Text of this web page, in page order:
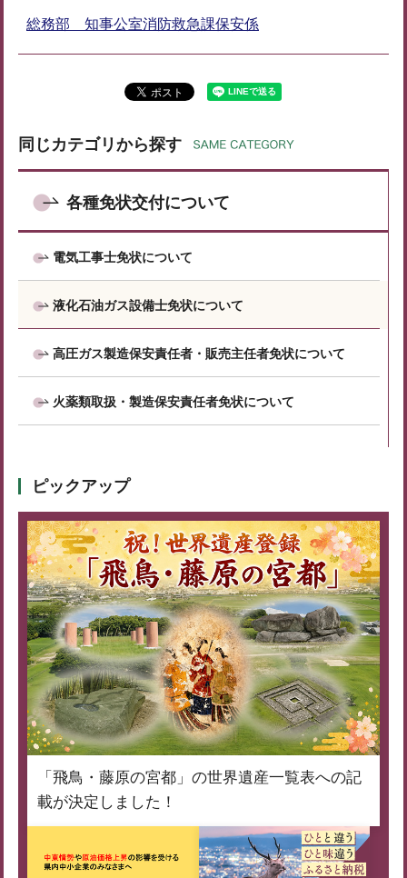
総務部 知事公室消防救急課保安係
同じカテゴリから探す
各種免状交付について
電気工事士免状について
液化石油ガス設備士免状について
高圧ガス製造保安責任者・販売主任者免状について
火薬類取扱・製造保安責任者免状について
ピックアップ
「飛鳥・藤原の宮都」の世界遺産一覧表への記
載が決定しました！